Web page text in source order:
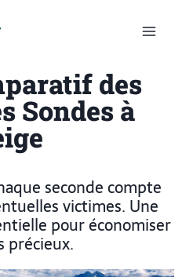
des
Sondes à
seconde compte
victimes. Une
pour économiser
précieux.